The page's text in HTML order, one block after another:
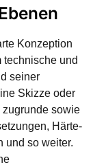
Konzeption
technische und
seiner
Skizze oder
sowie
Härte-
und so weiter.